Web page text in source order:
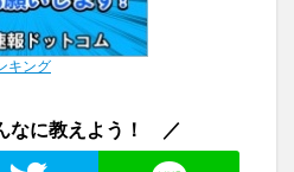
キング
なに教えよう！ ／